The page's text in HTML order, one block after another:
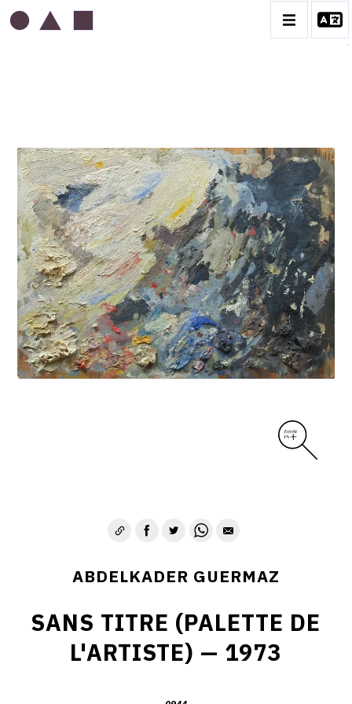
ABDELKADER GUERMAZ
BIOGRAPHIE
LA PRESSE AU SUJET DE GUERMAZ
TÉMOIGNAGES AU SUJET DE GUERMAZ
CATALOGUE DES OEUVRES
A – RÉALITÉ POÉTIQUE – 1940-1960
B – COMPOSITIONS ABSTRAITES – 1960-1968
C – SILENCE ET LUMIÈRE – 1968-1972
D – PAYSAGISME ABSTRAIT – 1970-1975
E – PAYSAGES SYMBOLIQUES – 1975-1996
ABDELKADER GUERMAZ
SANS TITRE (PALETTE DE
L'ARTISTE) — 1973